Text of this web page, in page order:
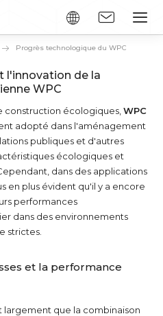
Progrès technologique du WPC
l'innovation de la
WPC
construction écologiques, WPC
adopté dans l'aménagement
publiques et d'autres
écologiques et
dans des applications
en plus évident qu'il y a encore
performances
dans des environnements
strictes.
et la performance
largement que la combinaison